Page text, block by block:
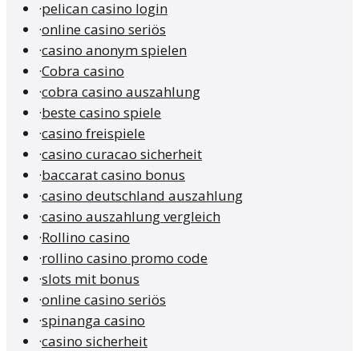
·pelican casino login
·online casino seriös
·casino anonym spielen
·Cobra casino
·cobra casino auszahlung
·beste casino spiele
·casino freispiele
·casino curacao sicherheit
·baccarat casino bonus
·casino deutschland auszahlung
·casino auszahlung vergleich
·Rollino casino
·rollino casino promo code
·slots mit bonus
·online casino seriös
·spinanga casino
·casino sicherheit